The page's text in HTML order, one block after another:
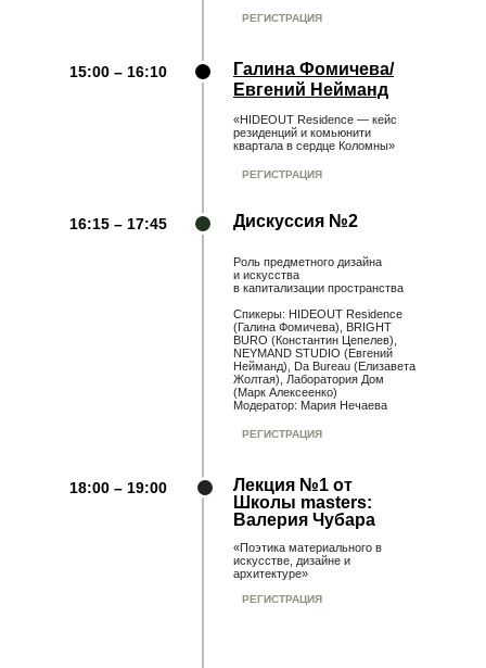
«HIDEOUT Residence — кейс
резиденций и комьюнити
квартала в сердце Коломны»
Роль предметного дизайна
и искусства
в капитализации пространства
Спикеры: HIDEOUT Residence
(Галина Фомичева), BRIGHT
BURO (Константин Цепелев),
NEYMAND STUDIO (Евгений
Нейманд), Da Bureau (Елизавета
Жолтая), Лаборатория Дом
(Марк Алексеенко)
Модератор: Мария Нечаева
16:15 – 17:45 Дискуссия №2
Галина Фомичева/
Евгений Нейманд
15:00 – 16:10
Лекция №1 от
Школы masters:
Валерия Чубара
«Поэтика материального в
искусстве, дизайне и
архитектуре»
18:00 – 19:00
РЕГИСТРАЦИЯ
РЕГИСТРАЦИЯ
РЕГИСТРАЦИЯ
РЕГИСТРАЦИЯ